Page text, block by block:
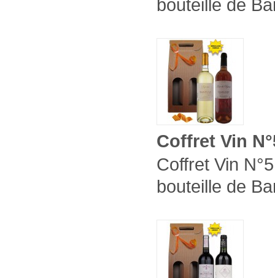
bouteille de
Coffret Vin
Coffret Vin
bouteille de